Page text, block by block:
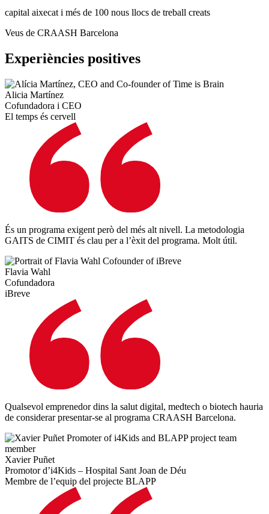
capital aixecat i més de 100 nous llocs de treball creats
Veus de CRAASH Barcelona
Experiències positives
Alicia Martínez
Cofundadora i CEO
El temps és cervell
És un programa exigent però del més alt nivell. La metodologia
GAITS de CIMIT és clau per a l’èxit del programa. Molt útil.
Flavia Wahl
Cofundadora
iBreve
Qualsevol emprenedor dins la salut digital, medtech o biotech hauria
de considerar presentar-se al programa CRAASH Barcelona.
Xavier Puñet
Promotor d’i4Kids – Hospital Sant Joan de Déu
Membre de l’equip del projecte BLAPP